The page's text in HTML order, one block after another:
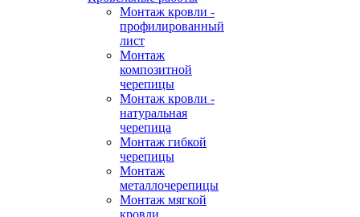
Монтаж кровли -
профилированный
лист
Монтаж
композитной
черепицы
Монтаж кровли -
натуральная
черепица
Монтаж гибкой
черепицы
Монтаж
металлочерепицы
Монтаж мягкой
кровли